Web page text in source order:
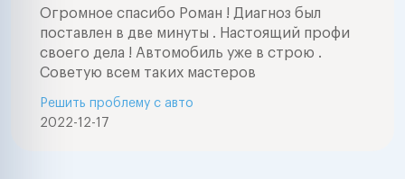
Огромное спасибо Роман ! Диагноз был
поставлен в две минуты . Настоящий профи
своего дела ! Автомобиль уже в строю .
Советую всем таких мастеров
2022-12-17
Решить проблему с авто